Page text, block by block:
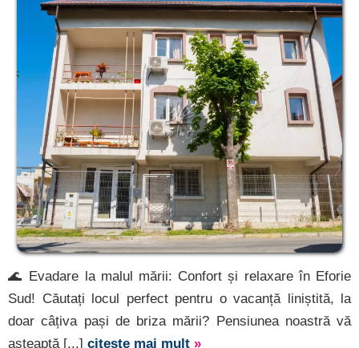
🌊 Evadare la malul mării: Confort și relaxare în Eforie
Sud! Căutați locul perfect pentru o vacanță liniștită, la
doar câțiva pași de briza mării? Pensiunea noastră vă
așteaptă [...] citește mai mult »